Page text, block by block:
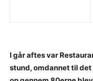
I går aftes var
stund, omdannet til